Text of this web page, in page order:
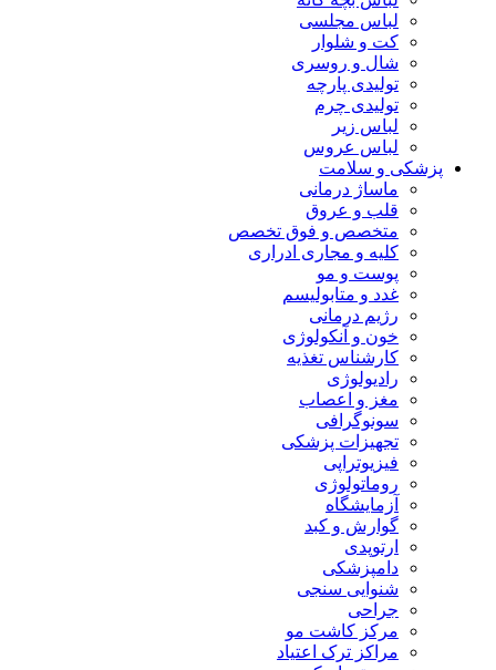
لباس مجلسی
کت و شلوار
شال و روسری
تولیدی پارچه
تولیدی چرم
لباس زیر
لباس عروس
پزشکی و سلامت
ماساژ درمانی
قلب و عروق
متخصص و فوق تخصص
کلیه و مجاری ادراری
پوست و مو
غدد و متابولیسم
رژیم درمانی
خون و آنکولوژی
کارشناس تغذیه
رادیولوژی
مغز و اعصاب
سونوگرافی
تجهیزات پزشکی
فیزیوتراپی
روماتولوژی
آزمایشگاه
گوارش و کبد
ارتوپدی
دامپزشکی
شنوایی سنجی
جراحی
مرکز کاشت مو
مراکز ترک اعتیاد